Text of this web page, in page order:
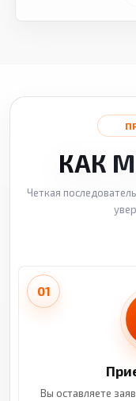
КАК
Четкая
01
Вы оставляете